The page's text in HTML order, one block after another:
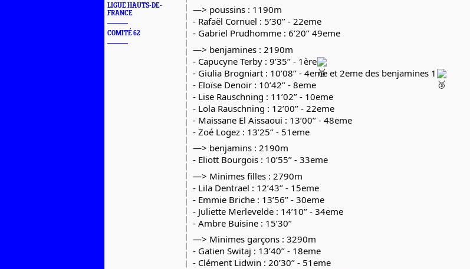
LIGUE HAUTS-DE-
FRANCE
COMITÉ 62
—> poussins : 1190m
- Rafaël Cornuel : 5’30’’ - 22eme
- Gabriel Prudhomme : 6’20’’ 49eme
—> benjamines : 2190m
- Capucyne Terby : 9’35’’ - 1ère
- Giulia Brogniart : 10’08’’ - 4eme et 2eme des benjamines 1
- Eloïse Denoir : 10’42’’ - 8eme
- Lise Rauschning : 11’02’’ - 10eme
- Lola Rauschning : 12’00’’ - 22eme
- Maissane El Aissaoui : 13’00’’ - 48eme
- Zoé Logez : 13’25’’ - 51eme
—> benjamins : 2190m
- Eliott Bourgois : 10’55’’ - 33eme
—> Minimes filles : 2790m
- Lila Dentrael : 12’43’’ - 15eme
- Emmie Briche : 13’56’’ - 30eme
- Juliette Merlevelde : 14’10’’ - 34eme
- Ambre Buisine : 15’30’’
—> Minimes garçons : 3290m
- Gatien Switaj : 13’40’’ - 18eme
- Clément Lidwin : 20’30’’ - 51eme